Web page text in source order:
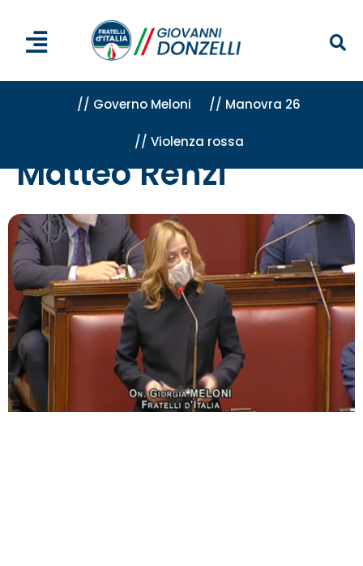
// Governo Meloni // Manovra 26
// Violenza rossa
Matteo Renzi
Matteo Renzi